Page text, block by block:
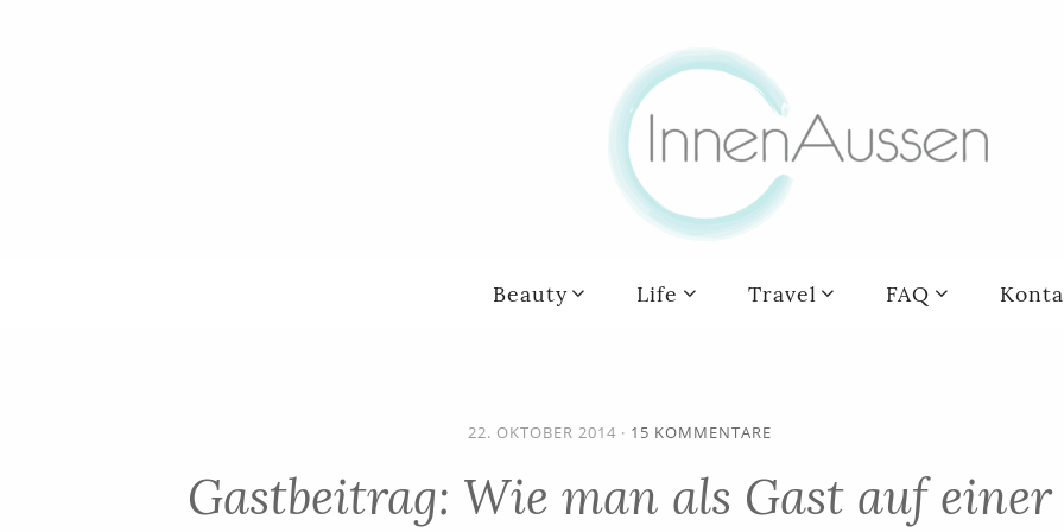
Beauty Life Travel FAQ
22. OKTOBER 2014 · 15 KOMMENTARE
Gastbeitrag: Wie man als Gast auf einer